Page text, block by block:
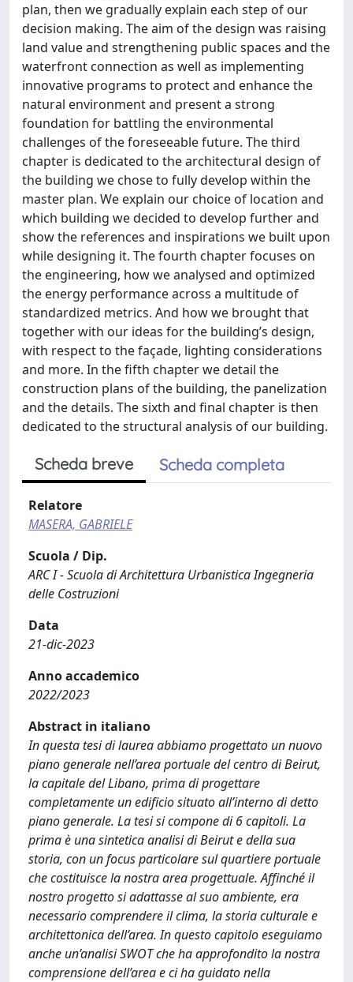
plan, then we gradually explain each step of our
decision making. The aim of the design was raising
land value and strengthening public spaces and the
waterfront connection as well as implementing
innovative programs to protect and enhance the
natural environment and present a strong
foundation for battling the environmental
challenges of the foreseeable future. The third
chapter is dedicated to the architectural design of
the building we chose to fully develop within the
master plan. We explain our choice of location and
which building we decided to develop further and
show the references and inspirations we built upon
while designing it. The fourth chapter focuses on
the engineering, how we analysed and optimized
the energy performance across a multitude of
standardized metrics. And how we brought that
together with our ideas for the building’s design,
with respect to the façade, lighting considerations
and more. In the fifth chapter we detail the
construction plans of the building, the panelization
and the details. The sixth and final chapter is then
dedicated to the structural analysis of our building.
Scheda breve Scheda completa
Relatore
MASERA, GABRIELE
Scuola / Dip.
ARC I - Scuola di Architettura Urbanistica Ingegneria
delle Costruzioni
Data
21-dic-2023
Anno accademico
2022/2023
Abstract in italiano
In questa tesi di laurea abbiamo progettato un nuovo
piano generale nell’area portuale del centro di Beirut,
la capitale del Libano, prima di progettare
completamente un edificio situato all’interno di detto
piano generale. La tesi si compone di 6 capitoli. La
prima è una sintetica analisi di Beirut e della sua
storia, con un focus particolare sul quartiere portuale
che costituisce la nostra area progettuale. Affinché il
nostro progetto si adattasse al suo ambiente, era
necessario comprendere il clima, la storia culturale e
architettonica dell’area. In questo capitolo eseguiamo
anche un’analisi SWOT che ha approfondito la nostra
comprensione dell’area e ci ha guidato nella